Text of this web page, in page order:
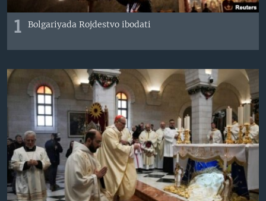
1 Bolgariyada Rojdestvo ibodati